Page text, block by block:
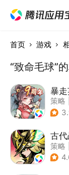
首页 游戏
“致命毛球”
策略
| 剧
古
策略
| 卡